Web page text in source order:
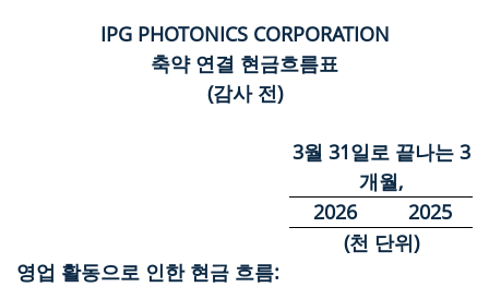
IPG PHOTONICS CORPORATION
축약 연결 현금흐름표
(감사 전)
3월 31일로 끝나는 3
개월,
2026
2025
(천 단위)
영업 활동으로 인한 현금 흐름: